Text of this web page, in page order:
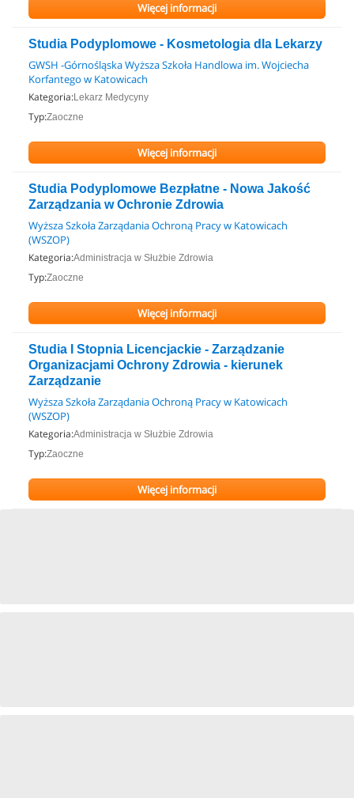
Więcej informacji
Studia Podyplomowe - Kosmetologia dla Lekarzy
GWSH -Górnośląska Wyższa Szkoła Handlowa im. Wojciecha
Korfantego w Katowicach
Kategoria:Lekarz Medycyny
Typ:Zaoczne
Więcej informacji
Studia Podyplomowe Bezpłatne - Nowa Jakość
Zarządzania w Ochronie Zdrowia
Wyższa Szkoła Zarządania Ochroną Pracy w Katowicach
(WSZOP)
Kategoria:Administracja w Służbie Zdrowia
Typ:Zaoczne
Więcej informacji
Studia I Stopnia Licencjackie - Zarządzanie
Organizacjami Ochrony Zdrowia - kierunek
Zarządzanie
Wyższa Szkoła Zarządania Ochroną Pracy w Katowicach
(WSZOP)
Kategoria:Administracja w Służbie Zdrowia
Typ:Zaoczne
Więcej informacji